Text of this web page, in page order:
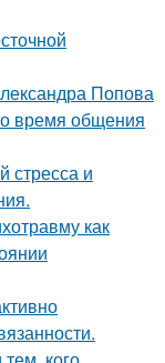
Попова
время общения
стресса и
как